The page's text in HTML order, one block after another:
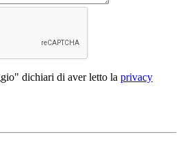
dichiari di aver letto la privacy